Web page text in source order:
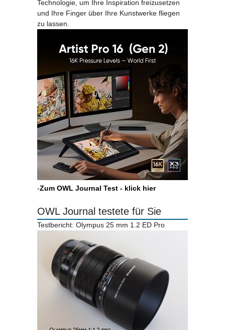
Technologie, um Ihre Inspiration freizusetzen
und Ihre Finger über Ihre Kunstwerke fliegen
zu lassen.
-Zum OWL Journal Test - klick hier
OWL Journal testete für Sie
Testbericht: Olympus 25 mm 1.2 ED Pro